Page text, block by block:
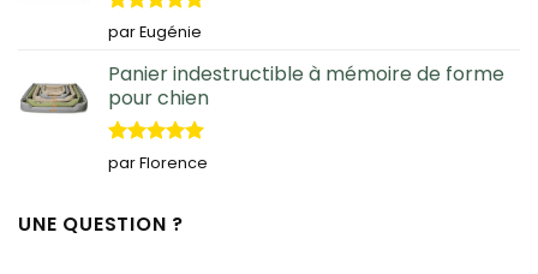
Note5sur
5
par Eugénie
Panier indestructible à mémoire de forme
pour chien
Note5sur
5
par Florence
UNE QUESTION ?